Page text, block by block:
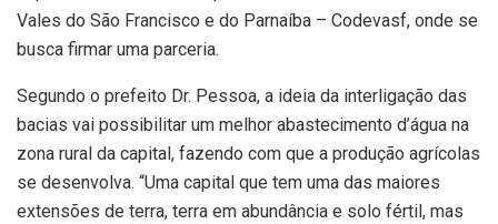
Vales do São Francisco e do Parnaíba – Codevasf, onde se
busca firmar uma parceria.
Segundo o prefeito Dr. Pessoa, a ideia da interligação das
bacias vai possibilitar um melhor abastecimento d’água na
zona rural da capital, fazendo com que a produção agrícolas
se desenvolva. “Uma capital que tem uma das maiores
extensões de terra, terra em abundância e solo fértil, mas